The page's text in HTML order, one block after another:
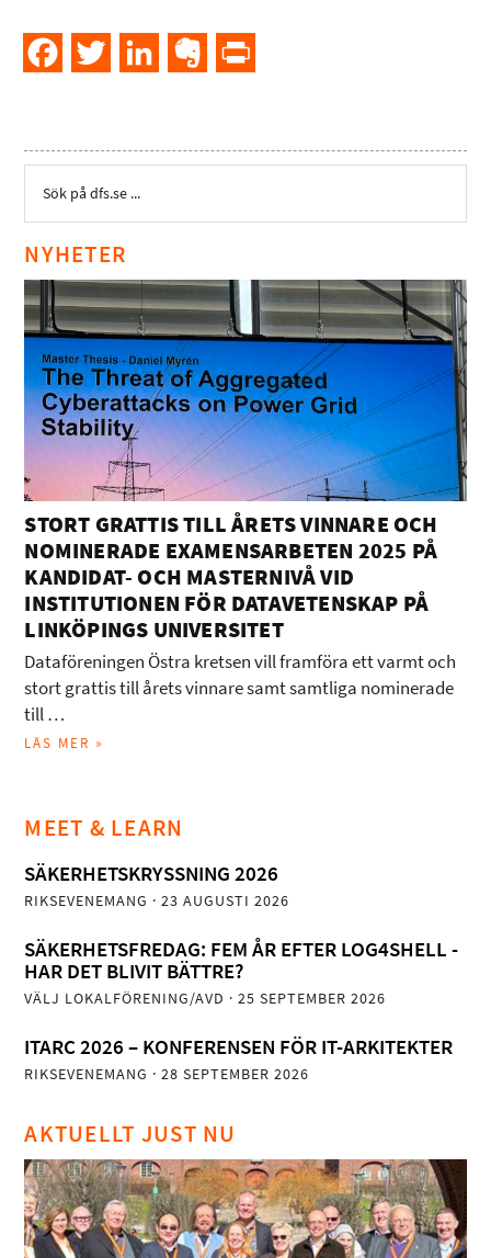
FacebookTwitter LinkedInEvernote
NYHETER
STORT GRATTIS TILL ÅRETS VINNARE OCH
NOMINERADE EXAMENSARBETEN 2025 PÅ
KANDIDAT- OCH MASTERNIVÅ VID
INSTITUTIONEN FÖR DATAVETENSKAP PÅ
LINKÖPINGS UNIVERSITET
Dataföreningen Östra kretsen vill framföra ett varmt och
stort grattis till årets vinnare samt samtliga nominerade
till …
LÄS MER »
MEET & LEARN
SÄKERHETSKRYSSNING 2026
RIKSEVENEMANG · 23 AUGUSTI 2026
SÄKERHETSFREDAG: FEM ÅR EFTER LOG4SHELL -
HAR DET BLIVIT BÄTTRE?
VÄLJ LOKALFÖRENING/AVD · 25 SEPTEMBER 2026
ITARC 2026 – KONFERENSEN FÖR IT-ARKITEKTER
RIKSEVENEMANG · 28 SEPTEMBER 2026
AKTUELLT JUST NU